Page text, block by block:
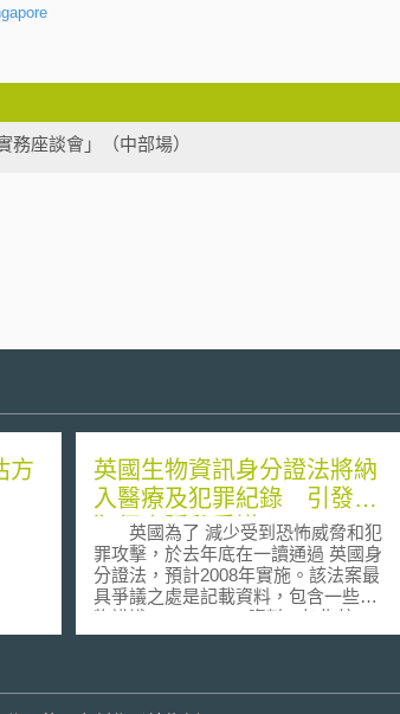
務座談會」（中部場）
方
英國生物資訊身分證法將納
入醫療及犯罪紀錄 引發侵
犯個人隱私爭議
英國為了 減少受到恐怖威脅和犯
罪攻擊，於去年底在一讀通過 英國身
分證法，預計2008年實施。該法案最
具爭議之處是記載資料，包含一些生
物辨識 (biometrics) 資料，如指紋、
容貌辨識和虹膜掃描等，這些資料將